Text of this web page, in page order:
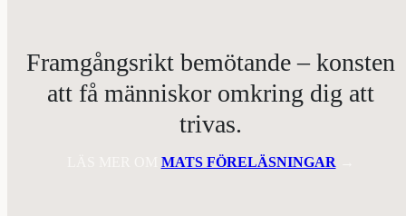
Framgångsrikt bemötande – konsten
att få människor omkring dig att
trivas.
MATS FÖRELÄSNINGAR→